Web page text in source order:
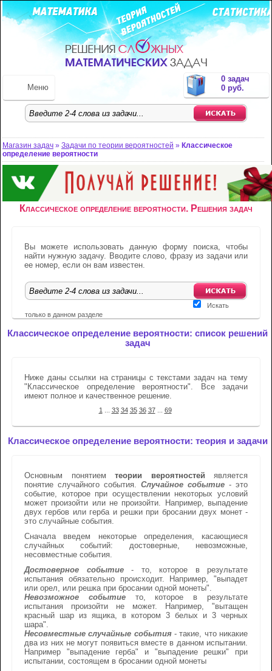
0 задач
0 руб.
Меню
Магазин задач » Задачи по теории вероятностей » Классическое
определение вероятности
Классическое определение вероятности. Решения задач
Вы можете использовать данную форму поиска, чтобы
найти нужную задачу. Вводите слово, фразу из задачи или
ее номер, если он вам известен.
Искать
только в данном разделе
Классическое определение вероятности: список решений
задач
Ниже даны ссылки на страницы с текстами задач на тему
"Классическое определение вероятности". Все задачи
имеют полное и качественное решение.
1 33 34 35 36 37... 69
Классическое определение вероятности: теория и задачи
Основным понятием теории вероятностей является
понятие случайного события. Случайное событие - это
событие, которое при осуществлении некоторых условий
может произойти или не произойти. Например, выпадение
двух гербов или герба и решки при бросании двух монет -
это случайные события.
Сначала введем некоторые определения, касающиеся
случайных событий: достоверные, невозможные,
несовместные события.
Достоверное событие- то, которое в результате
испытания обязательно происходит. Например, "выпадет
или орел, или решка при бросании одной монеты".
Невозможное событието, которое в результате
испытания произойти не может. Например, "вытащен
красный шар из ящика, в котором 3 белых и 3 черных
шара".
Несовместные случайные события- такие, что никакие
два из них не могут появиться вместе в данном испытании.
Например "выпадение герба" и "выпадение решки" при
испытании, состоящем в бросании одной монеты